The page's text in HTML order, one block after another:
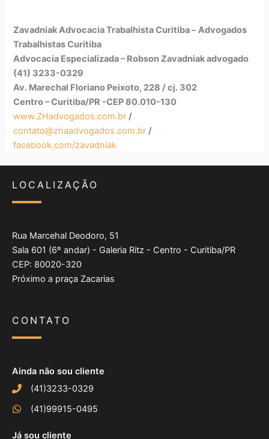
Zavadniak Advocacia Trabalhista Curitiba – Advogados
Trabalhistas Curitiba
Advocacia Especializada – Robson Zavadniak advogado
(41) 3233-0329
Av. Marechal Floriano Peixoto, 228 / cj. 302
Centro – Curitiba/PR -CEP 80.010-130
www.ZHadvogados.com.br /
contato@zhaadvogados.com.br /
facebook.com/zavadniak
LOCALIZAÇÃO
Rua Marcehal Deodoro, 51
Sala 601 (6º andar) - Galeria Ritz - Centro - Curitiba/PR
CEP: 80020-320
Próximo a praça Zacarias
CONTATO
Ainda não sou cliente
(41)3233-0329
(41)99915-0495
Já sou cliente